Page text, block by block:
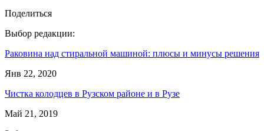
Поделиться
Выбор редакции:
Раковина над стиральной машиной: плюсы и минусы решения
Янв 22, 2020
Чистка колодцев в Рузском районе и в Рузе
Май 21, 2019